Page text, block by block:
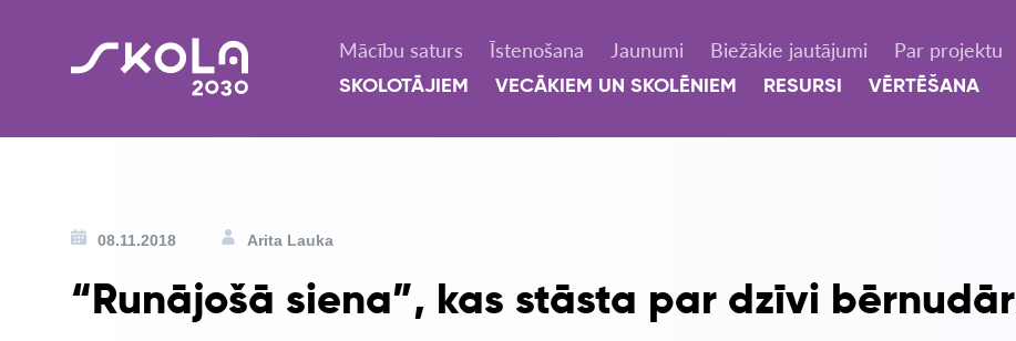
Mācību saturs Īstenošana Jaunumi Biežākie jautājumi Par projektu
SKOLOTĀJIEM VECĀKIEM UN SKOLĒNIEM RESURSI VĒRTĒŠANA
08.11.2018 Arita Lauka
“Runājošā siena”, kas stāsta par dzīvi